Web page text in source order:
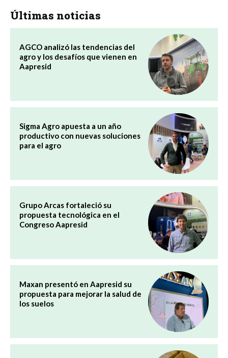
Últimas noticias
AGCO analizó las tendencias del
agro y los desafíos que vienen en
Aapresid
Sigma Agro apuesta a un año
productivo con nuevas soluciones
para el agro
Grupo Arcas fortaleció su
propuesta tecnológica en el
Congreso Aapresid
Maxan presentó en Aapresid su
propuesta para mejorar la salud de
los suelos